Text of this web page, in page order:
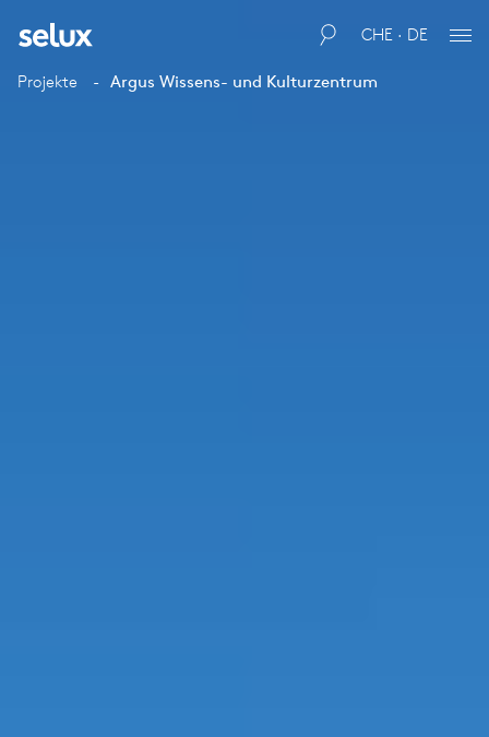
CHE · DE
Projekte Argus Wissens- und Kulturzentrum